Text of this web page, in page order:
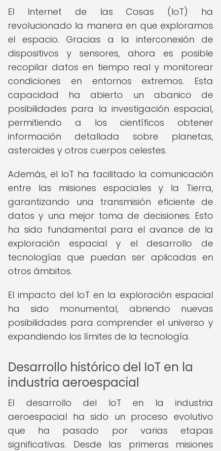
El Internet de las Cosas (IoT) ha
revolucionado la manera en que exploramos
el espacio. Gracias a la interconexión de
dispositivos y sensores, ahora es posible
recopilar datos en tiempo real y monitorear
condiciones en entornos extremos. Esta
capacidad ha abierto un abanico de
posibilidades para la investigación espacial,
permitiendo a los científicos obtener
información detallada sobre planetas,
asteroides y otros cuerpos celestes.
Además, el IoT ha facilitado la comunicación
entre las misiones espaciales y la Tierra,
garantizando una transmisión eficiente de
datos y una mejor toma de decisiones. Esto
ha sido fundamental para el avance de la
exploración espacial y el desarrollo de
tecnologías que puedan ser aplicadas en
otros ámbitos.
El impacto del IoT en la exploración espacial
ha sido monumental, abriendo nuevas
posibilidades para comprender el universo y
expandiendo los límites de la tecnología.
Desarrollo histórico del IoT en la
industria aeroespacial
El desarrollo del IoT en la industria
aeroespacial ha sido un proceso evolutivo
que ha pasado por varias etapas
significativas. Desde las primeras misiones